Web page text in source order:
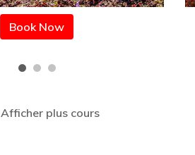
Book Now
Afficher plus cours